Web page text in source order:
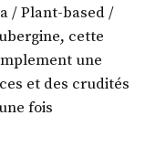
/ Plant-based /
cette
une
et des crudités
fois